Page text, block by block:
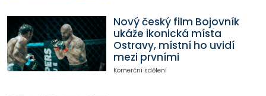
Nový český film Bojovník
ukáže ikonická místa
Ostravy, místní ho uvidí
mezi prvními
Komerční sdělení